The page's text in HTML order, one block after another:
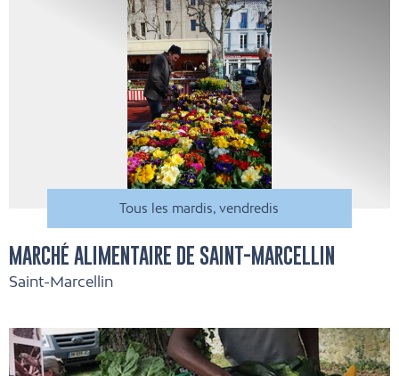
Tous les mardis, vendredis
MARCHÉ ALIMENTAIRE DE SAINT-MARCELLIN
Saint-Marcellin